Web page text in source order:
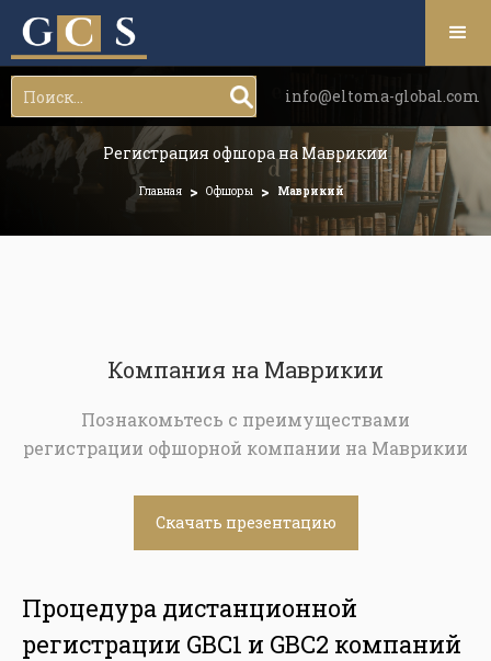
info@eltoma-global.com
Регистрация офшора на Маврикии
Главная > Офшоры > Маврикий
Компания на Маврикии
Познакомьтесь с преимуществами
регистрации офшорной компании на Маврикии
Скачать презентацию
Процедура дистанционной
регистрации GBC1 и GBC2 компаний